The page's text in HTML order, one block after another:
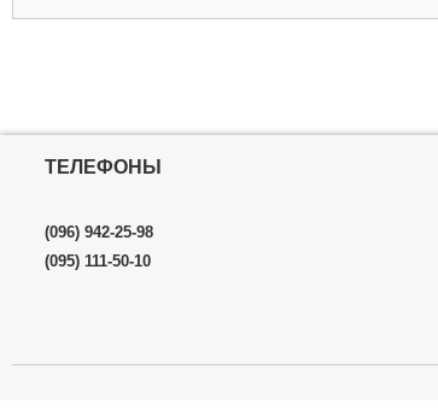
ТЕЛЕФОНЫ
(096) 942-25-98
(095) 111-50-10